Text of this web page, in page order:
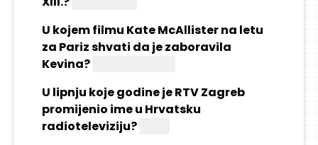
U kojem filmu Kate McAllister na letu
za Pariz shvati da je zaboravila
Kevina?
U lipnju koje godine je RTV Zagreb
promijenio ime u Hrvatsku
radioteleviziju?